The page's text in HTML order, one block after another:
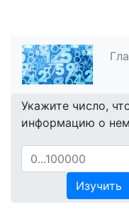
Укажите число,
информацию о
Изучить